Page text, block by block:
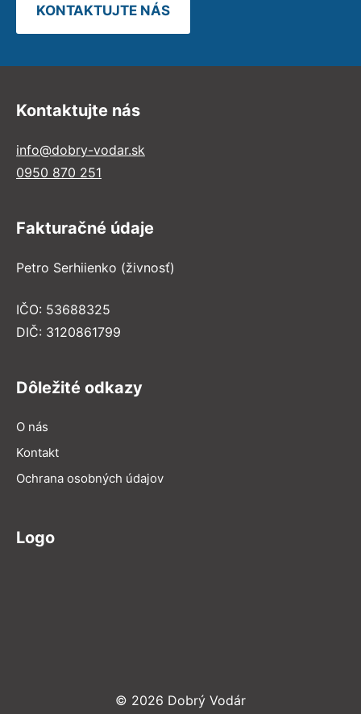
KONTAKTUJTE NÁS
Kontaktujte nás
info@dobry-vodar.sk
0950 870 251
Fakturačné údaje
Petro Serhiienko (živnosť)
IČO: 53688325
DIČ: 3120861799
Dôležité odkazy
O nás
Kontakt
Ochrana osobných údajov
Logo
© 2026 Dobrý Vodár